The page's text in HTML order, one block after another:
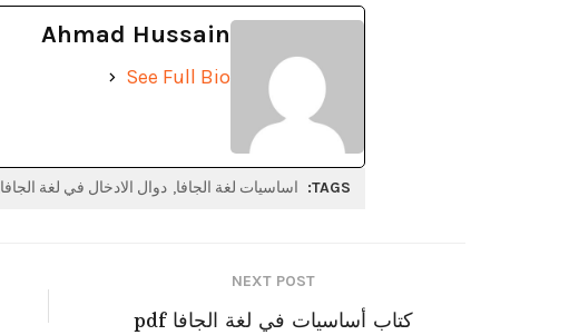
Ahmad Hussain
See Full Bio
TAGS: اساسيات لغة الجافا دوال الادخال في لغة الجافا
NEXT POST
كتاب أساسيات في لغة الجافا pdf